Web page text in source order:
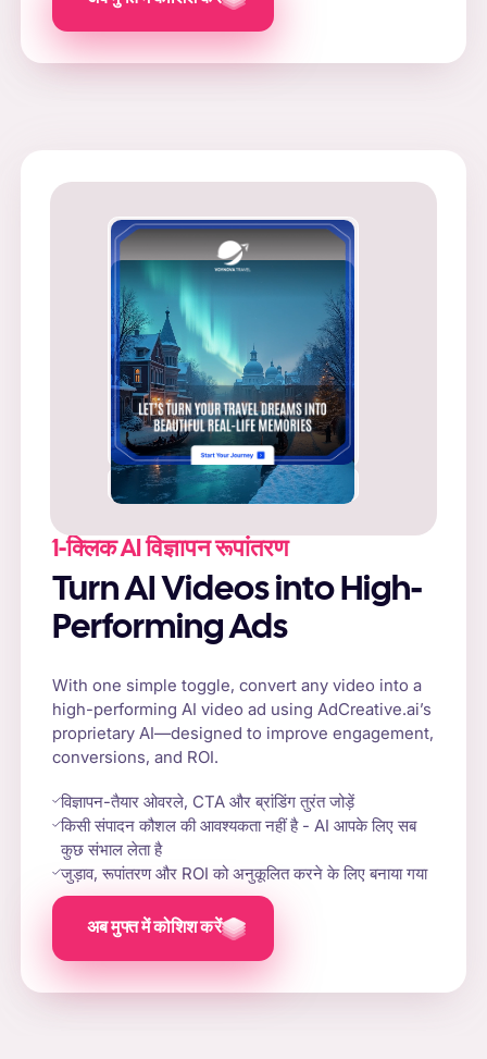
1-क्लिक AI विज्ञापन रूपांतरण
Turn AI Videos into High-
Performing Ads
With one simple toggle, convert any video into a
high-performing AI video ad using AdCreative.ai’s
proprietary AI—designed to improve engagement,
conversions, and ROI.
विज्ञापन-तैयार ओवरले, CTA और ब्रांडिंग तुरंत जोड़ें
किसी संपादन कौशल की आवश्यकता नहीं है - AI आपके लिए सब
कुछ संभाल लेता है
जुड़ाव, रूपांतरण और ROI को अनुकूलित करने के लिए बनाया गया
अब मुफ्त में कोशिश करें
विज्ञापनों में बदलें